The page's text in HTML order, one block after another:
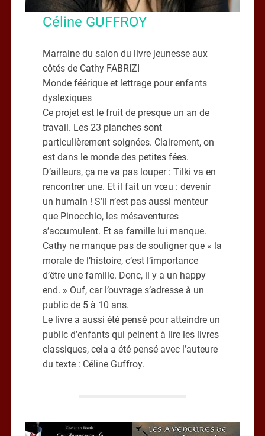
Céline GUFFROY
Marraine du salon du livre jeunesse aux
côtés de Cathy FABRIZI
Monde féérique et lettrage pour enfants
dyslexiques
Ce projet est le fruit de presque un an de
travail. Les 23 planches sont
particulièrement soignées. Clairement, on
est dans le monde des petites fées.
D’ailleurs, ça ne va pas louper : Tilki va en
rencontrer une. Et il fait un vœu : devenir
un humain ! S’il n’est pas aussi menteur
que Pinocchio, les mésaventures
s’accumulent. Et sa famille lui manque.
Cathy ne manque pas de souligner que « la
morale de l’histoire, c’est l’importance
d’être une famille. Donc, il y a un happy
end. » Ouf, car l’ouvrage s’adresse à un
public de 5 à 10 ans.
Le livre a aussi été pensé pour atteindre un
public d’enfants qui peinent à lire les livres
classiques, cela a été pensé avec l’auteure
du texte : Céline Guffroy.